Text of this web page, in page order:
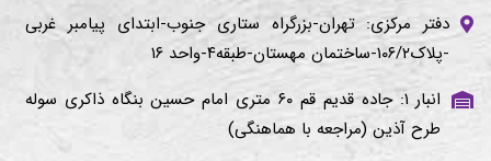
دفتر مرکزی: تهران-بزرگراه ستاری جنوب-ابتدای پیامبر غربی
-پلاک۱۰۶/۲-ساختمان مهستان-طبقه۴-واحد ۱۶
انبار ۱: جاده قدیم قم ۶۰ متری امام حسین بنگاه ذاکری سوله
طرح آذین (مراجعه با هماهنگی)